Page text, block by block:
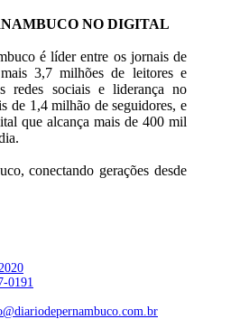
NO DIGITAL
é líder entre os jornais de
3,7 milhões de leitores e
redes sociais e liderança no
de 1,4 milhão de seguidores, e
que alcança mais de 400 mil
conectando gerações desde
0191